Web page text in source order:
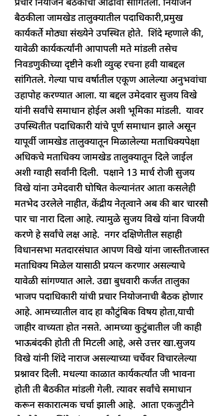
o
k
p
प्रचार नियोजन बैठकीचा आढावा सांगितला. नियोजन
बैठकीला जामखेड तालुक्यातील पदाधिकारी,प्रमुख
कार्यकर्ते मोठ्या संख्येने उपस्थित होते. शिंदे म्हणाले की,
यावेळी कार्यकर्त्यांनी आपापली मते मांडली तसेच
निवडणुकीच्या दृष्टीने कशी व्युव्ह रचना हवी याबद्दल
सांगितले. गेल्या पाच वर्षातील एकूण आलेल्या अनुभवांचा
उहापोह करण्यात आला. या बद्दल उमेदवार सुजय विखे
यांनी सर्वांचे समाधान होईल अशी भूमिका मांडली. यावर
उपस्थितीत पदाधिकारी यांचे पूर्ण समाधान झाले असून
यापूर्वी जामखेड तालुक्यातून मिळालेल्या मताधिक्यपेक्षा
अधिकचे मताधिक्य जामखेड तालुक्यातून दिले जाईल
अशी ग्वाही सर्वांनी दिली. पक्षाने 13 मार्च रोजी सुजय
विखे यांना उमेदवारी घोषित केल्यानंतर आता कसलेही
मतभेद उरलेले नाहीत, केंद्रीय नेतृत्वाने अब की बार चारसौ
पार चा नारा दिला आहे. त्यामुळे सुजय विखे यांना विजयी
करणे हे सर्वांचे लक्ष आहे. नगर दक्षिणेतील सहाही
विधानसभा मतदारसंघात आपण विखे यांना जास्तीतजास्त
मताधिक्य मिळेल यासाठी प्रयत्न करणार असल्याचे
यावेळी सांगण्यात आले. उद्या बुधवारी कर्जत तालुका
भाजप पदाधिकारी यांची प्रचार नियोजनाची बैठक होणार
आहे. आमच्यातील वाद हा कौटुंबिक विषय होता,याची
जाहीर वाच्यता होत नसते. आमच्या कुटुंबातील जी काही
भाऊबंदकी होती ती मिटली आहे, असे उत्तर खा.सुजय
विखे यांनी शिंदे नाराज असल्याच्या चर्चेवर विचारलेल्या
प्रश्नावर दिली. मधल्या काळात कार्यकर्त्यांत जी भावना
होती ती बैठकीत मांडली गेली. त्यावर सर्वांचे समाधान
करून सकारात्मक चर्चा झाली आहे. आता एकजुटीने